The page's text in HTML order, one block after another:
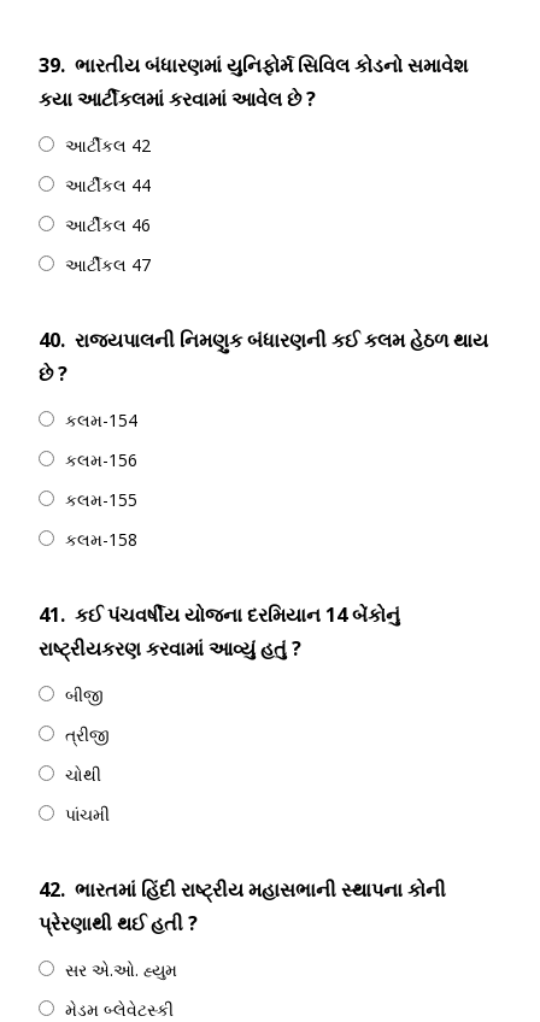
39. ભારતીય બંધારણમાં યુનિફોર્મ સિવિલ કોડનો સમાવેશ
કયા આર્ટીકલમાં કરવામાં આવેલ છે ?
આર્ટીકલ 42
આર્ટીકલ 44
આર્ટીકલ 46
આર્ટીકલ 47
40. રાજ્યપાલની નિમણુક બંધારણની કઈ કલમ હેઠળ થાય
છે ?
કલમ-154
કલમ-156
કલમ-155
કલમ-158
41. કઈ પંચવર્ષીય યોજના દરમિયાન 14 બેંકોનું
રાષ્ટ્રીયકરણ કરવામાં આવ્યું હતું ?
બીજી
ત્રીજી
ચોથી
પાંચમી
42. ભારતમાં હિંદી રાષ્ટ્રીય મહાસભાની સ્થાપના કોની
પ્રેરણાથી થઈ હતી ?
સર એ.ઓ. હ્યુમ
મેડમ બ્લેવેટસ્કી